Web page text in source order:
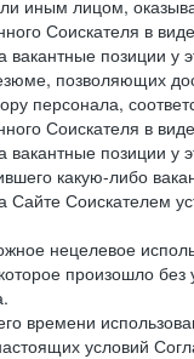
иным лицом,
Соискателя в
вакантные позиции у
позволяющих
персонала,
Соискателя в
позиции у
какую-либо
Сайте Соискателем
нецелевое
произошло
времени
условий